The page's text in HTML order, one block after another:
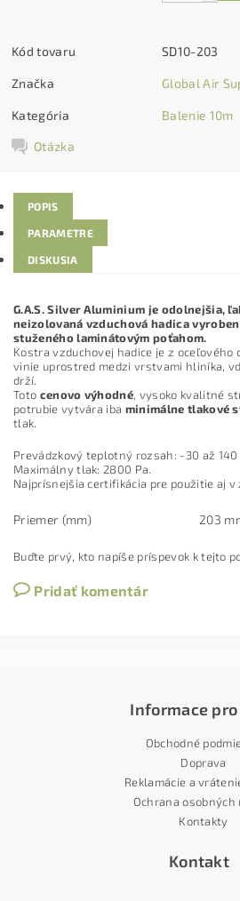
Kód tovaru SD10-203
Značka Global Air
Kategória Balenie 10m
Otázka
POPIS
PARAMETRE
DISKUSIA
G.A.S. Silver Aluminium je odolnejšia,
neizolovaná vzduchová hadica
stuženého laminátovým poťahom.
Kostra vzduchovej hadice je z
vinie uprostred medzi vrstvami hliníka,
drží.
Toto cenovo výhodné, vysoko kvalitné
potrubie vytvára iba minimálne tlakové
tlak.
Prevádzkový teplotný rozsah: -30 až 140
Maximálny tlak: 2800 Pa.
Najprísnejšia certifikácia pre použitie aj
Priemer (mm) 203
Buďte prvý, kto napíše príspevok k tejto
Pridať komentár
Informace pro
Obchodné
Doprava
Reklamácie a
Ochrana osobných
Kontakty
Kontakt